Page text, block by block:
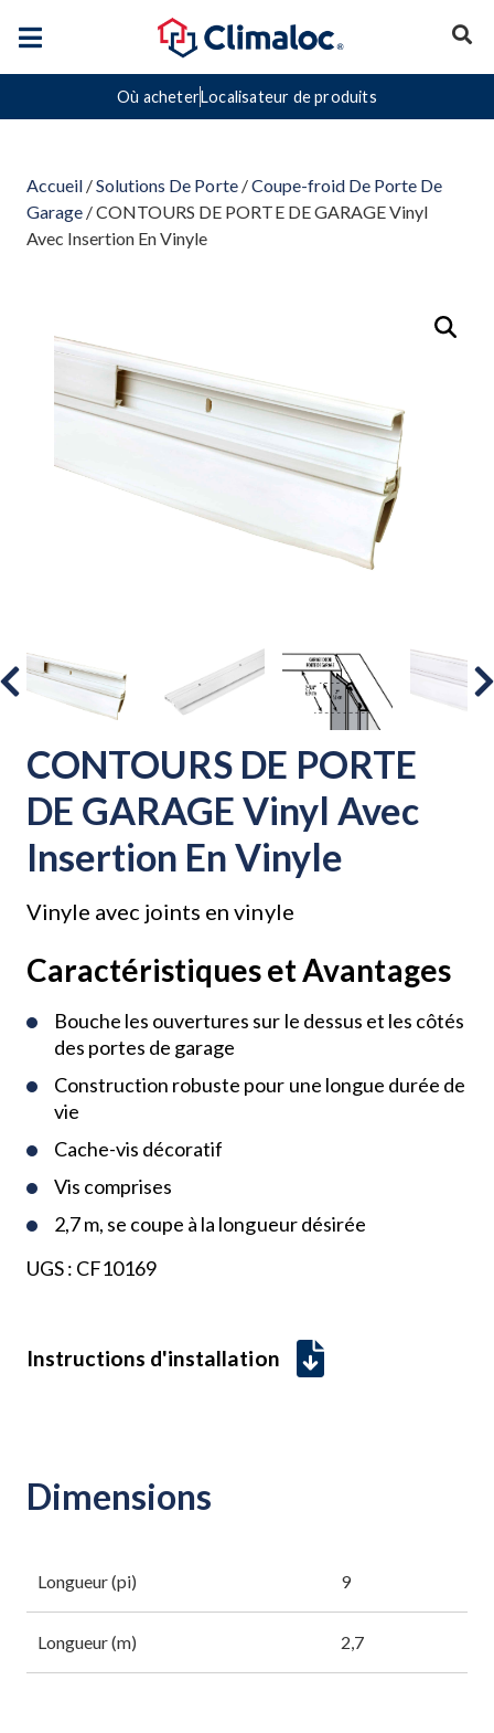
Où acheterLocalisateur de produits
Accueil /Solutions De Porte/Coupe-froid De Porte De
Garage / CONTOURS DE PORTE DE GARAGE Vinyl
Avec Insertion En Vinyle
CONTOURS DE PORTE
DE GARAGE Vinyl Avec
Insertion En Vinyle
Vinyle avec joints en vinyle
Caractéristiques et Avantages
Bouche les ouvertures sur le dessus et les côtés
des portes de garage
Construction robuste pour une longue durée de
vie
Cache-vis décoratif
Vis comprises
2,7 m, se coupe à la longueur désirée
UGS : CF10169
Instructions d'installation
Dimensions
Longueur (pi) 9
Longueur (m) 2,7